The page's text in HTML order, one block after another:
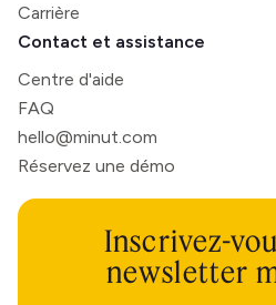
Carrière
Contact et assistance
Centre d'aide
FAQ
hello@minut.com
Réservez une démo
Inscrivez-
newsletter